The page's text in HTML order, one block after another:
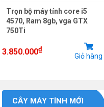
Trọn bộ máy tính core i5
4570, Ram 8gb, vga GTX
750Ti
3.850.000₫
Giỏ hàng
CÂY MÁY TÍNH MỚI